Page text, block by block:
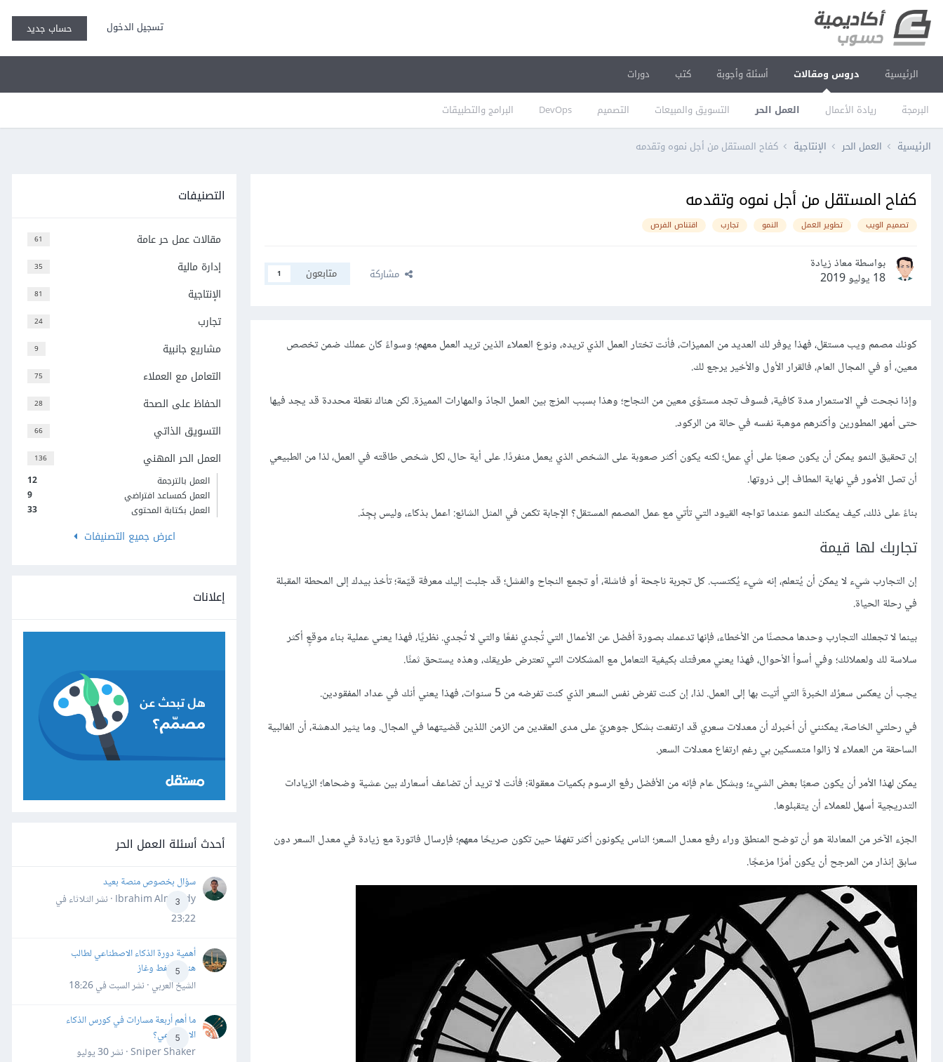
تسجيل الدخول حساب جديد
الرئيسية دروس ومقالات
البرمجة ريادة الأعمال العمل الحر التسويق والمبيعات التصميم DevOps البرامج والتطبيقات
أسئلة وأجوبة كتب دورات
الرئيسية العمل الحر الإنتاجية كفاح المستقل من أجل نموه وتقدمه
كفاح المستقل من أجل نموه وتقدمه
تصميم الويب تطوير العمل النمو تجارب اقتناص الفرص
بواسطة معاذ زيادة
18 يوليو 2019
مشاركة متابعون 1
كونك مصمم ويب مستقل، فهذا يوفر لك العديد من المميزات، فأنت تختار العمل الذي تريده، ونوع العملاء الذين تريد العمل معهم؛ وسواءً كان عملك ضمن تخصص
معين، أو في المجال العام، فالقرار الأول والأخير يرجع لك.
وإذا نجحت في الاستمرار مدة كافية، فسوف تجد مستوًى معين من النجاح؛ وهذا بسبب المزج بين العمل الجادّ والمهارات المميزة. لكن هناك نقطة محددة قد يجد فيها
حتى أمهر المطورين وأكثرهم موهبة نفسه في حالة من الركود.
إن تحقيق النمو يمكن أن يكون صعبًا على أي عمل؛ لكنه يكون أكثر صعوبة على الشخص الذي يعمل منفردًا. على أية حال، لكل شخص طاقته في العمل، لذا من الطبيعي
أن تصل الأمور في نهاية المطاف إلى ذروتها.
بناءً على ذلك، كيف يمكنك النمو عندما تواجه القيود التي تأتي مع عمل المصمم المستقل؟ الإجابة تكمن في المثل الشائع: اعمل بذكاء، وليس بِجِدّ.
تجاربك لها قيمة
إن التجارب شيء لا يمكن أن يُتعلم، إنه شيء يُكتسب. كل تجربة ناجحة أو فاشلة، أو تجمع النجاح والفشل؛ قد جلبت إليك معرفة قيّمة؛ تأخذ بيدك إلى المحطة المقبلة
في رحلة الحياة.
بينما لا تجعلك التجارب وحدها محصنًا من الأخطاء، فإنها تدعمك بصورة أفضل عن الأعمال التي تُجدي نفعًا والتي لا تُجدي. نظريًا، فهذا يعني عملية بناء موقعٍ أكثر
سلاسة لك ولعملائك؛ وفي أسوأ الأحوال، فهذا يعني معرفتك بكيفية التعامل مع المشكلات التي تعترض طريقك، وهذه يستحق ثمنًا.
يجب أن يعكس سعرُك الخبرةَ التي أتيت بها إلى العمل. لذا، إن كنت تفرض نفس السعر الذي كنت تفرضه من 5 سنوات، فهذا يعني أنك في عداد المفقودين.
في رحلتي الخاصة، يمكنني أن أخبرك أن معدلات سعري قد ارتفعت بشكل جوهريّ على مدى العقدين من الزمن اللذين قضيتهما في المجال. وما يثير الدهشة، أن الغالبية
الساحقة من العملاء لا زالوا متمسكين بي رغم ارتفاع معدلات السعر.
يمكن لهذا الأمر أن يكون صعبًا بعض الشيء؛ وبشكل عام فإنه من الأفضل رفع الرسوم بكميات معقولة؛ فأنت لا تريد أن تضاعف أسعارك بين عشية وضحاها؛ الزيادات
التدريجية أسهل للعملاء أن يتقبلوها.
الجزء الآخر من المعادلة هو أن توضح المنطق وراء رفع معدل السعر؛ الناس يكونون أكثر تفهمًا حين تكون صريحًا معهم؛ فإرسال فاتورة مع زيادة في معدل السعر دون
سابق إنذار من المرجح أن يكون أمرًا مزعجًا.
التصنيفات
61 مقالات عمل حر عامة
35 إدارة مالية
81 الإنتاجية
24 تجارب
9 مشاريع جانبية
75 التعامل مع العملاء
28 الحفاظ على الصحة
66 التسويق الذاتي
136 العمل الحر المهني
12
العمل بالترجمة
9
العمل كمساعد افتراضي
33
العمل بكتابة المحتوى
اعرض جميع التصنيفات
إعلانات
أحدث أسئلة العمل الحر
3
سؤال بخصوص منصة بعيد
Ibrahim Almahdy · نشر
الثلاثاء في
23:22
5
أهمية دورة الذكاء الاصطناعي لطالب
هندسة نفط وغاز
الشيخ العربي · نشرالسبت في 18:26
5
ما أهم أربعة مسارات في كورس الذكاء
الاصطناعي؟
Sniper Shaker · نشر
30 يوليو